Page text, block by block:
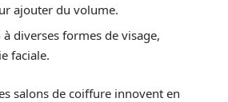
ajouter du volume.
à diverses formes de visage,
faciale.
salons de coiffure innovent en